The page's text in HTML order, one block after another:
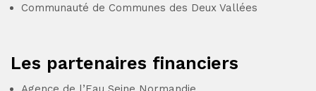
Communauté de Communes des Deux Vallées
Les partenaires financiers